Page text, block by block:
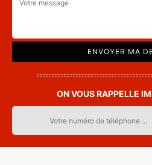
ON VOUS RAPPELLE